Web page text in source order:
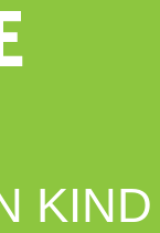
KIND